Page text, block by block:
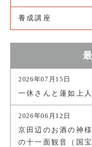
養成講座
2026年07月15日
一休さんと蓮如上人
2026年06月12日
京田辺のお酒の神
の十一面観音（国